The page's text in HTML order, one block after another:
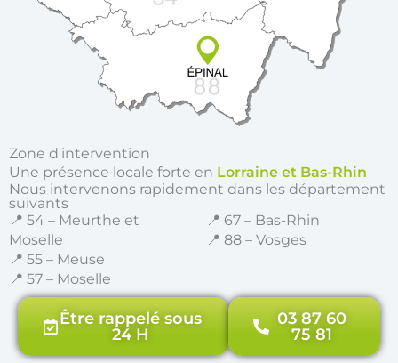
Zone d'intervention
Une présence locale forte en Lorraine et Bas-Rhin
Nous intervenons rapidement dans les département
suivants
📍 54 – Meurthe et
Moselle
📍 55 – Meuse
📍 57 – Moselle
📍 67 – Bas-Rhin
📍 88 – Vosges
Être rappelé sous
24 H
03 87 60
75 81